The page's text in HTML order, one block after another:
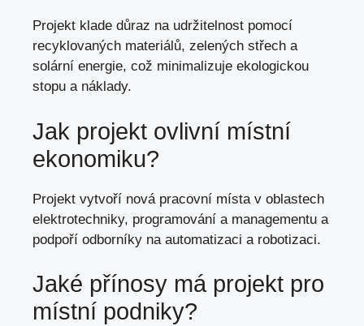
Projekt klade důraz na udržitelnost pomocí
recyklovaných materiálů, zelených střech a
solární energie, což minimalizuje ekologickou
stopu a náklady.
Jak projekt ovlivní místní
ekonomiku?
Projekt vytvoří nová pracovní místa v oblastech
elektrotechniky, programování a managementu a
podpoří odborníky na automatizaci a robotizaci.
Jaké přínosy má projekt pro
místní podniky?